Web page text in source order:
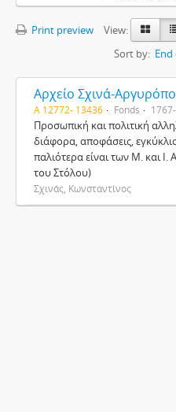
Print preview
View:
Sort by:
Αρχείο Σχινά-
Α 12772- 13436 Fonds
Προσωπική και πολιτική
διάφορα, αποφάσεις,
παλιότερα είναι των Μ. και
του Στόλου)
Σχινάς, Κωνσταντίνος